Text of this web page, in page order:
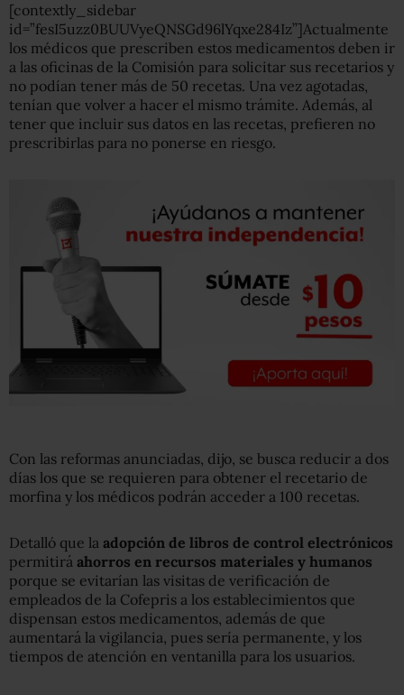
[contextly_sidebar
id=”fesI5uzz0BUUVyeQNSGd96lYqxe284Iz”]Actualmente
los médicos que prescriben estos medicamentos deben ir
a las oficinas de la Comisión para solicitar sus recetarios y
no podían tener más de 50 recetas. Una vez agotadas,
tenían que volver a hacer el mismo trámite. Además, al
tener que incluir sus datos en las recetas, prefieren no
prescribirlas para no ponerse en riesgo.
Con las reformas anunciadas, dijo, se busca reducir a dos
días los que se requieren para obtener el recetario de
morfina y los médicos podrán acceder a 100 recetas.
Detalló que la adopción de libros de control electrónicos
permitirá ahorros en recursos materiales y humanos
porque se evitarían las visitas de verificación de
empleados de la Cofepris a los establecimientos que
dispensan estos medicamentos, además de que
aumentará la vigilancia, pues sería permanente, y los
tiempos de atención en ventanilla para los usuarios.